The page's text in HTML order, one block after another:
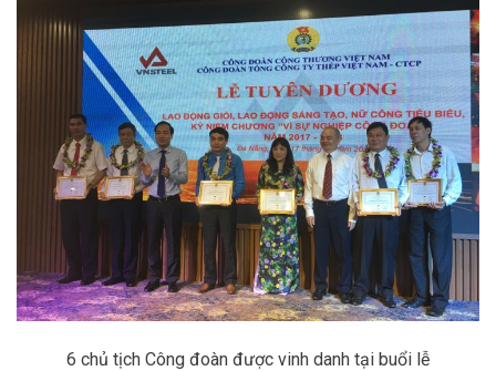
6 chủ tịch Công đoàn được vinh danh tại buổi lễ